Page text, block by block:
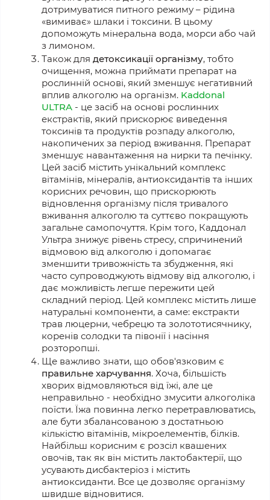
дотримуватися питного режиму – рідина
«вимиває» шлаки і токсини. В цьому
допоможуть мінеральна вода, морси або чай
з лимоном.
Також для детоксикації організму, тобто
очищення, можна приймати препарат на
рослинній основі, який зменшує негативний
вплив алкоголю на організм. Kaddonal
ULTRA - це засіб на основі рослинних
екстрактів, який прискорює виведення
токсинів та продуктів розпаду алкоголю,
накопичених за період вживання. Препарат
зменшує навантаження на нирки та печінку.
Цей засіб містить унікальний комплекс
вітамінів, мінералів, антиоксидантів та інших
корисних речовин, що прискорюють
відновлення організму після тривалого
вживання алкоголю та суттєво покращують
загальне самопочуття. Крім того, Каддонал
Ультра знижує рівень стресу, спричинений
відмовою від алкоголю і допомагає
зменшити тривожність та збудження, які
часто супроводжують відмову від алкоголю, і
дає можливість легше пережити цей
складний період. Цей комплекс містить лише
натуральні компоненти, а саме: екстракти
трав люцерни, чебрецю та золототисячнику,
коренів солодки та півонії і насіння
розторопші.
Ще важливо знати, що обов'язковим є
правильне харчування. Хоча, більшість
хворих відмовляються від їжі, але це
неправильно - необхідно змусити алкоголіка
поїсти. Їжа повинна легко перетравлюватись,
але бути збалансованою з достатньою
кількістю вітамінів, мікроелементів, білків.
Найбільш корисним є розсіл квашених
овочів, так як він містить лактобактерії, що
усувають дисбактеріоз і містить
антиоксиданти. Все це дозволяє організму
швидше відновитися.